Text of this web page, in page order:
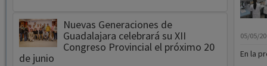
Nuevas Generaciones de
Guadalajara celebrará su XII
Congreso Provincial el próximo 20
de junio
05/05/
En la